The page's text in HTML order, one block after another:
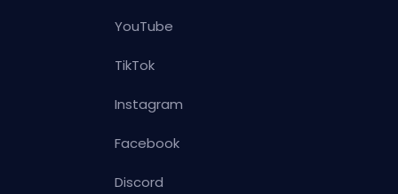
YouTube
TikTok
Instagram
Facebook
Discord